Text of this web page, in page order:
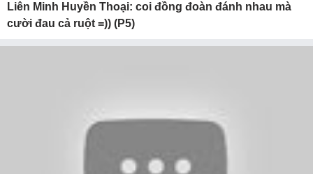
Liên Minh Huyền Thoại: coi đồng đoàn đánh nhau mà
cười đau cả ruột =)) (P5)